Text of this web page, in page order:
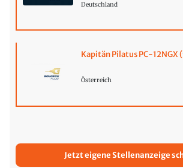
Deutschland
Kapitän Pilatus PC-
Österreich
Jetzt eigene Stellenanzeige